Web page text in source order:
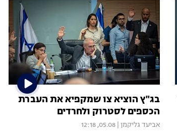
בג"ץ הוציא צו שמקפיא את העברת
הכספים לסטרוק ולחרדים
אביעד גליקמן 05.08, 12:18